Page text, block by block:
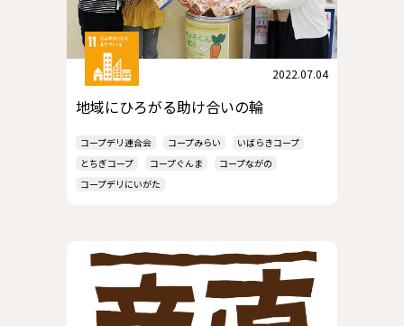
2022.07.04
地域にひろがる助け合いの輪
コープデリ連合会 コープみらい
いばらきコープ
とちぎコープ
コープぐんま
コープながの
コープデリにいがた